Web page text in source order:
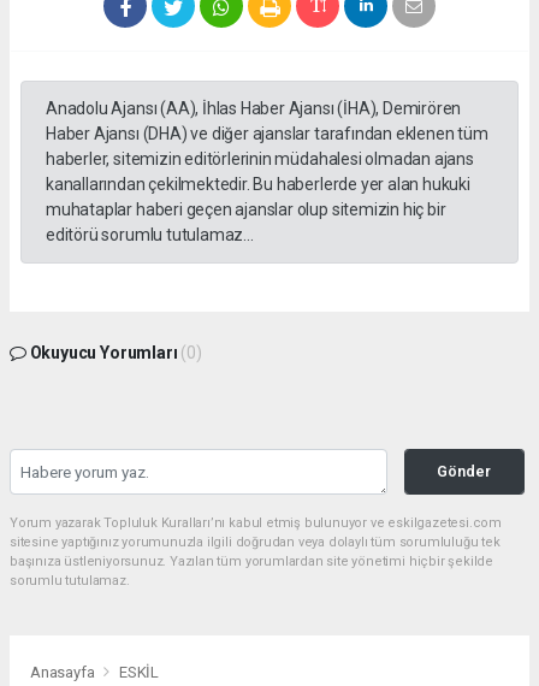
Anadolu Ajansı (AA), İhlas Haber Ajansı (İHA), Demirören
Haber Ajansı (DHA) ve diğer ajanslar tarafından eklenen tüm
haberler, sitemizin editörlerinin müdahalesi olmadan ajans
kanallarından çekilmektedir. Bu haberlerde yer alan hukuki
muhataplar haberi geçen ajanslar olup sitemizin hiç bir
editörü sorumlu tutulamaz...
Okuyucu Yorumları (0)
Gönder
Yorum yazarak Topluluk Kuralları’nı kabul etmiş bulunuyor ve eskilgazetesi.com
sitesine yaptığınız yorumunuzla ilgili doğrudan veya dolaylı tüm sorumluluğu tek
başınıza üstleniyorsunuz. Yazılan tüm yorumlardan site yönetimi hiçbir şekilde
sorumlu tutulamaz.
Anasayfa ESKİL